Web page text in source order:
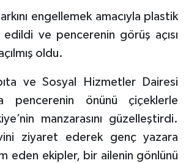
engellemek amacıyla plastik
ve pencerenin görüş açısı
oldu.
ve Sosyal Hizmetler Dairesi
pencerenin önünü çiçeklerle
manzarasını güzelleştirdi.
ziyaret ederek genç yazara
eden ekipler, bir ailenin gönlünü